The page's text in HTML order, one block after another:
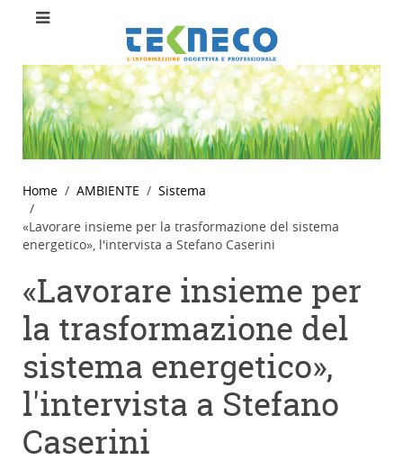
Home AMBIENTE Sistema
«Lavorare insieme per la trasformazione del sistema
energetico», l'intervista a Stefano Caserini
«Lavorare insieme per
la trasformazione del
sistema energetico»,
l'intervista a Stefano
Caserini